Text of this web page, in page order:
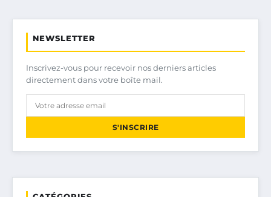
NEWSLETTER
Inscrivez-vous pour recevoir nos derniers articles
directement dans votre boîte mail.
S'INSCRIRE